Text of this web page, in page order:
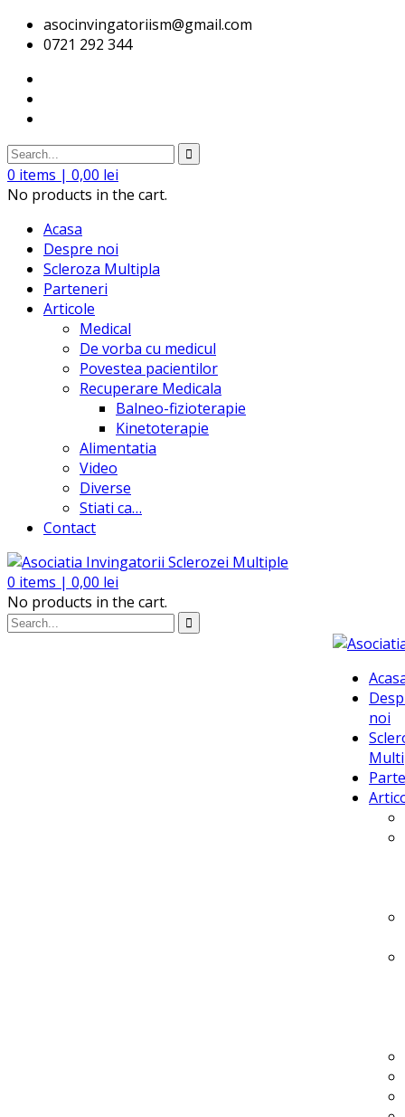
asocinvingatoriism@gmail.com
0721 292 344
0 items | 0,00 lei
No products in the cart.
Acasa
Despre noi
Scleroza Multipla
Parteneri
Articole
Medical
De vorba cu medicul
Povestea pacientilor
Recuperare Medicala
Balneo-fizioterapie
Kinetoterapie
Alimentatia
Video
Diverse
Stiati ca…
Contact
0 items | 0,00 lei
No products in the cart.
noi